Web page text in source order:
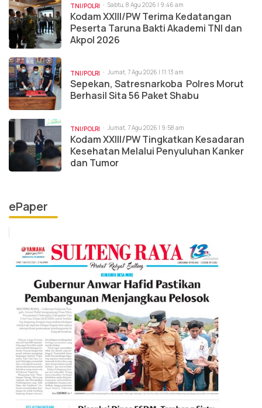
TNI/POLRI Sabtu, 8 Agu 2026 | 9:46 am
Kodam XXIII/PW Terima Kedatangan
Peserta Taruna Bakti Akademi TNI dan
Akpol 2026
TNI/POLRI Jumat, 7 Agu 2026 | 11:13 am
Sepekan, Satresnarkoba Polres Morut
Berhasil Sita 56 Paket Shabu
TNI/POLRI Jumat, 7 Agu 2026 | 9:58 am
Kodam XXIII/PW Tingkatkan Kesadaran
Kesehatan Melalui Penyuluhan Kanker
dan Tumor
ePaper